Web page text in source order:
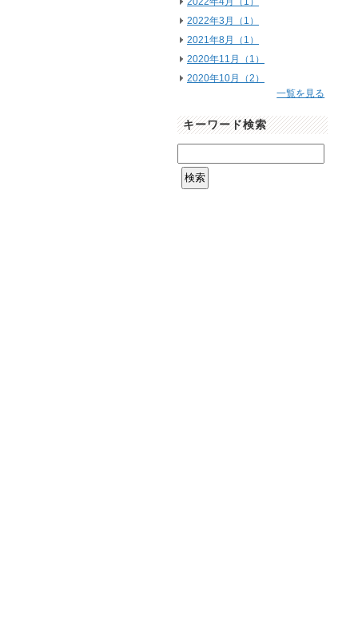
2022年3月（1）
2021年8月（1）
2020年11月（1）
2020年10月（2）
一覧を見る
キーワード検索